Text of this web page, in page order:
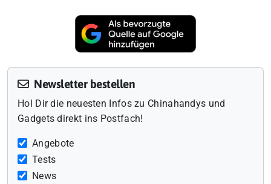
Newsletter bestellen
Hol Dir die neuesten Infos zu Chinahandys und
Gadgets direkt ins Postfach!
Angebote
Tests
News